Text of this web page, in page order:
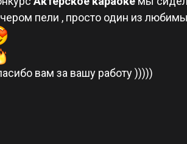
пели , просто один из
вам за вашу работу )))))